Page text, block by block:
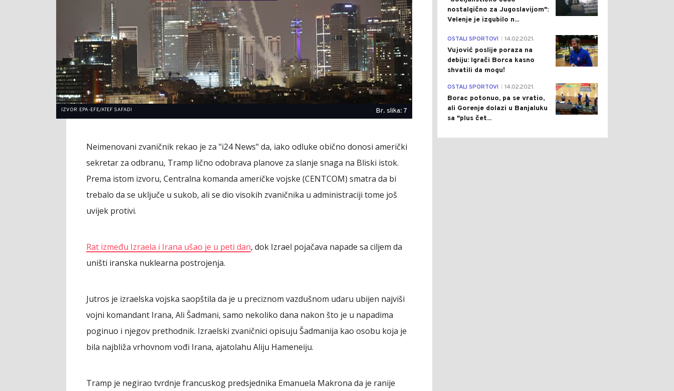
IZVOR: EPA-EFE/ATEF SAFADI Br. slika: 7
Neimenovani zvaničnik rekao je za "i24 News" da, iako odluke obično donosi američki
sekretar za odbranu, Tramp lično odobrava planove za slanje snaga na Bliski istok.
Prema istom izvoru, Centralna komanda američke vojske (CENTCOM) smatra da bi
trebalo da se uključe u sukob, ali se dio visokih zvaničnika u administraciji tome još
uvijek protivi.
Rat između Izraela i Irana ušao je u peti dan, dok Izrael pojačava napade sa ciljem da
uništi iranska nuklearna postrojenja.
Jutros je izraelska vojska saopštila da je u preciznom vazdušnom udaru ubijen najviši
vojni komandant Irana, Ali Šadmani, samo nekoliko dana nakon što je u napadima
poginuo i njegov prethodnik. Izraelski zvaničnici opisuju Šadmanija kao osobu koja je
bila najbliža vrhovnom vođi Irana, ajatolahu Aliju Hameneiju.
Tramp je negirao tvrdnje francuskog predsjednika Emanuela Makrona da je ranije
nostalgično za Jugoslavijom":
Velenje je izgubilo n...
1
OSTALI SPORTOVI 14.02.2021.
Vujović poslije poraza na
debiju: Igrači Borca kasno
shvatili da mogu!
3
OSTALI SPORTOVI 14.02.2021.
Borac potonuo, pa se vratio,
ali Gorenje dolazi u Banjaluku
sa "plus čet...